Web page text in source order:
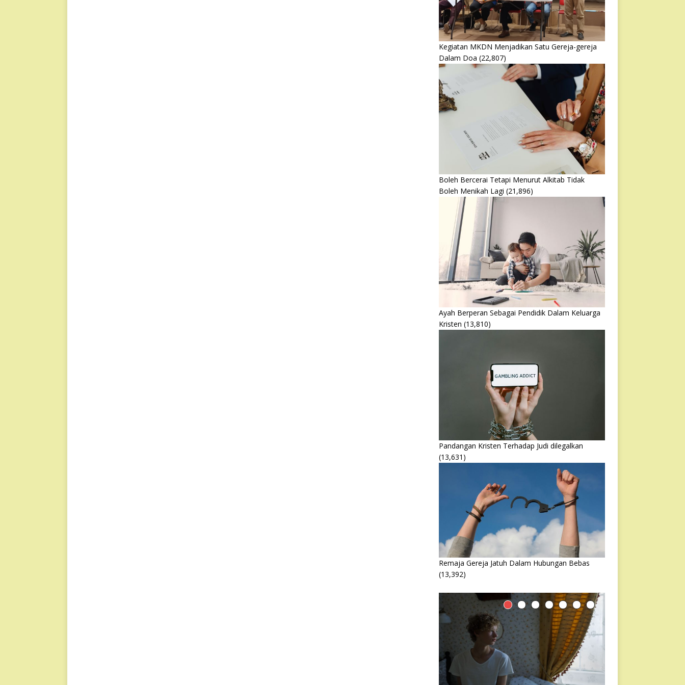
Kegiatan MKDN Menjadikan Satu Gereja-gereja
Dalam Doa (22,807)
Boleh Bercerai Tetapi Menurut Alkitab Tidak
Boleh Menikah Lagi (21,896)
Ayah Berperan Sebagai Pendidik Dalam Keluarga
Kristen (13,810)
Pandangan Kristen Terhadap Judi dilegalkan
(13,631)
Remaja Gereja Jatuh Dalam Hubungan Bebas
(13,392)